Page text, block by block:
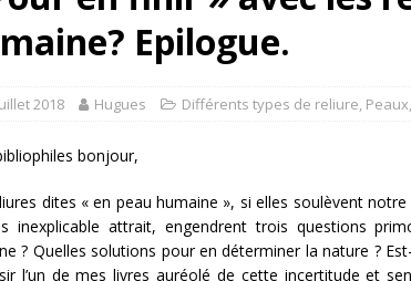
retrouver?
DIVERS
DIVERS
Epilogue.
2018 Hugues Différents types de reliure, Peaux,
bonjour,
dites « en peau humaine », si elles soulèvent
inexplicable attrait, engendrent trois questions
? Quelles solutions pour en déterminer la nature ?
l’un de mes livres auréolé de cette incertitude et